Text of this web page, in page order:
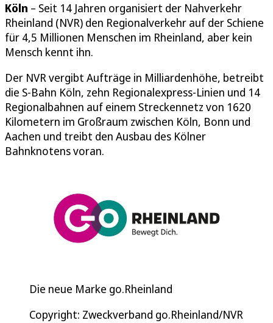
Köln – Seit 14 Jahren organisiert der Nahverkehr
Rheinland (NVR) den Regionalverkehr auf der Schiene
für 4,5 Millionen Menschen im Rheinland, aber kein
Mensch kennt ihn.
Der NVR vergibt Aufträge in Milliardenhöhe, betreibt
die S-Bahn Köln, zehn Regionalexpress-Linien und 14
Regionalbahnen auf einem Streckennetz von 1620
Kilometern im Großraum zwischen Köln, Bonn und
Aachen und treibt den Ausbau des Kölner
Bahnknotens voran.
Die neue Marke go.Rheinland
Copyright: Zweckverband go.Rheinland/NVR